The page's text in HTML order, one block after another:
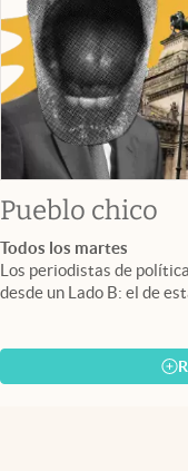
Pueblo chico
Todos los martes
Los periodistas de
desde un Lado B: el de